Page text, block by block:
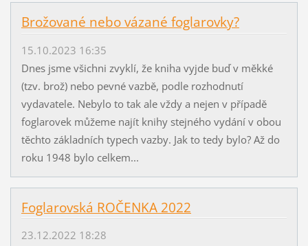
Brožované nebo vázané foglarovky?
15.10.2023 16:35
Dnes jsme všichni zvyklí, že kniha vyjde buď v měkké
(tzv. brož) nebo pevné vazbě, podle rozhodnutí
vydavatele. Nebylo to tak ale vždy a nejen v případě
foglarovek můžeme najít knihy stejného vydání v obou
těchto základních typech vazby. Jak to tedy bylo? Až do
roku 1948 bylo celkem...
Foglarovská ROČENKA 2022
23.12.2022 18:28